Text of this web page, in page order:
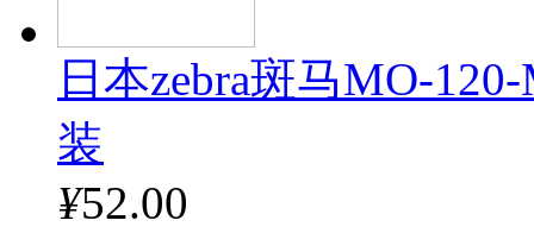
日本zebra斑马MO-
装
¥52.00